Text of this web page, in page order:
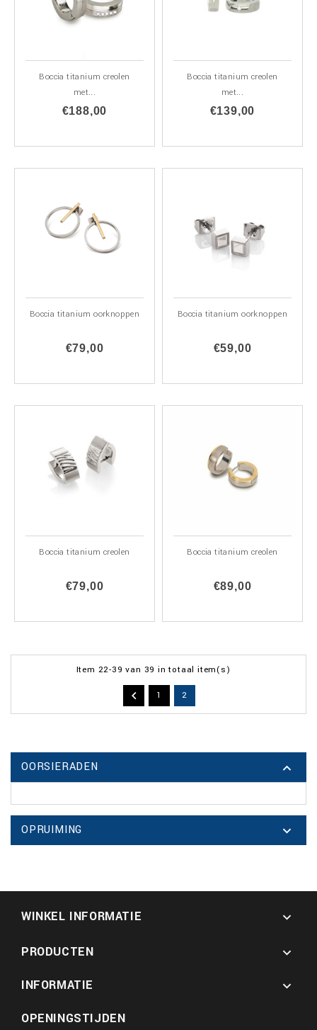
Boccia titanium creolen
met...
€188,00
Boccia titanium creolen
met...
€139,00
Boccia titanium oorknoppen
€79,00
Boccia titanium oorknoppen
€59,00
Boccia titanium creolen
€79,00
Boccia titanium creolen
€89,00
Item 22-39 van 39 in totaal item(s)
 1 2
OORSIERADEN 
OPRUIMING 
WINKEL INFORMATIE 
PRODUCTEN

INFORMATIE

OPENINGSTIJDEN